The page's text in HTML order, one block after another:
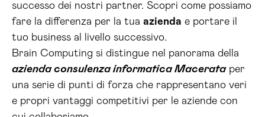
successo dei nostri partner. Scopri come possiamo
fare la differenza per la tua azienda e portare il
tuo business al livello successivo.
Brain Computing si distingue nel panorama della
azienda consulenza informatica Macerataper
una serie di punti di forza che rappresentano veri
e propri vantaggi competitivi per le aziende con